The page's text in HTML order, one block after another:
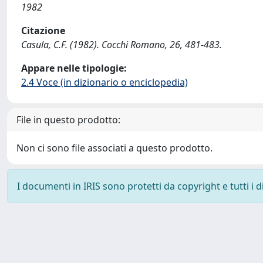
1982
Citazione
Casula, C.F. (1982). Cocchi Romano, 26, 481-483.
Appare nelle tipologie:
2.4 Voce (in dizionario o enciclopedia)
File in questo prodotto:
Non ci sono file associati a questo prodotto.
I documenti in IRIS sono protetti da copyright e tutti i